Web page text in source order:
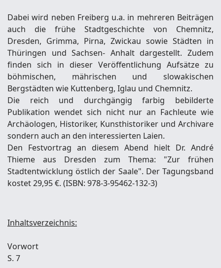
Dabei wird neben Freiberg u.a. in mehreren Beiträgen
auch die frühe Stadtgeschichte von Chemnitz,
Dresden, Grimma, Pirna, Zwickau sowie Städten in
Thüringen und Sachsen- Anhalt dargestellt. Zudem
finden sich in dieser Veröffentlichung Aufsätze zu
böhmischen, mährischen und slowakischen
Bergstädten wie Kuttenberg, Iglau und Chemnitz.
Die reich und durchgängig farbig bebilderte
Publikation wendet sich nicht nur an Fachleute wie
Archäologen, Historiker, Kunsthistoriker und Archivare
sondern auch an den interessierten Laien.
Den Festvortrag an diesem Abend hielt Dr. André
Thieme aus Dresden zum Thema: "Zur frühen
Stadtentwicklung östlich der Saale". Der Tagungsband
kostet 29,95 €. (ISBN: 978-3-95462-132-3)
Inhaltsverzeichnis:
Vorwort
S. 7